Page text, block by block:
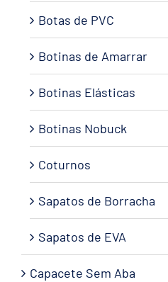
Botas de PVC
Botinas de Amarrar
Botinas Elásticas
Botinas Nobuck
Coturnos
Sapatos de Borracha
Sapatos de EVA
Capacete Sem Aba